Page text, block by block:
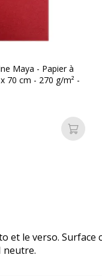
Maya - Papier à
70 cm - 270 g/m² -
et le verso. Surface
neutre.